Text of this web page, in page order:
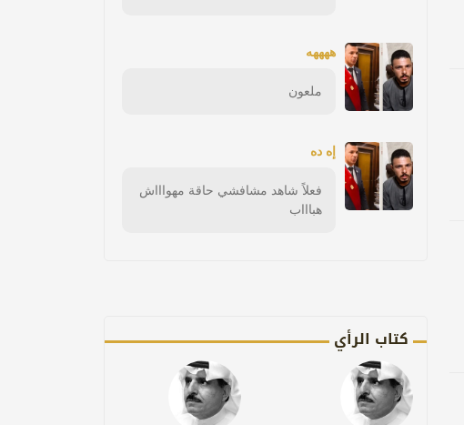
ههههه
ملعون
إه ده
فعلاً شاهد مشافشي حاقة مهواااش
هباااب
كتاب الرأي